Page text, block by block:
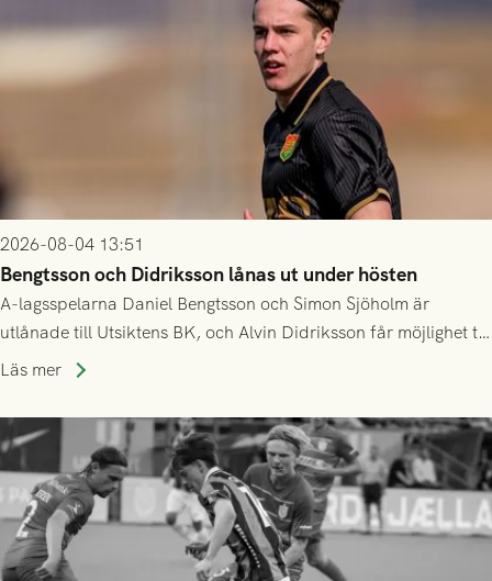
2026-08-04 13:51
Bengtsson och Didriksson lånas ut under hösten
A-lagsspelarna Daniel Bengtsson och Simon Sjöholm är
utlånade till Utsiktens BK, och Alvin Didriksson får möjlighet till
speltid i Hestrafors genom föreningssamarbete.
Läs mer